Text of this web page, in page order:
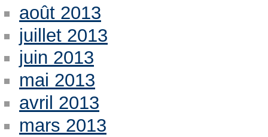
août 2013
juillet 2013
juin 2013
mai 2013
avril 2013
mars 2013